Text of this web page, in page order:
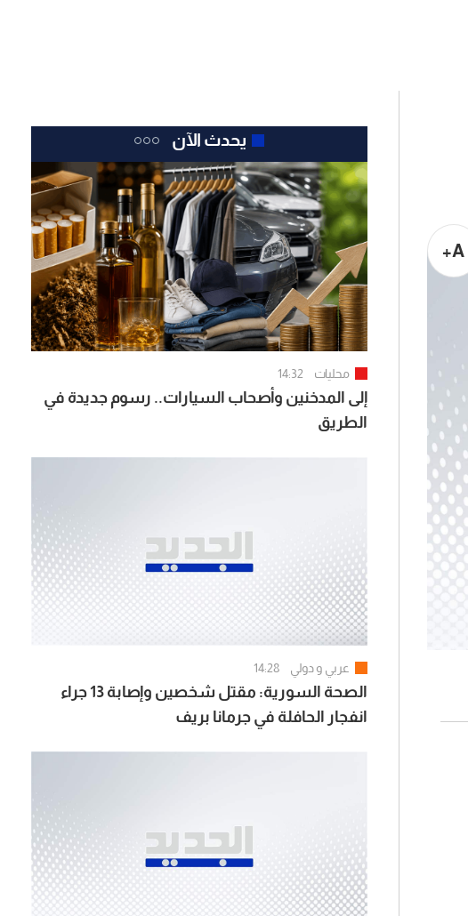
A+
يحدث الآن
محليات 14:32
إلى المدخنين وأصحاب السيارات.. رسوم جديدة في
الطريق
عربي و دولي 14:28
الصحة السورية: مقتل شخصين وإصابة 13 جراء
انفجار الحافلة في جرمانا بريف